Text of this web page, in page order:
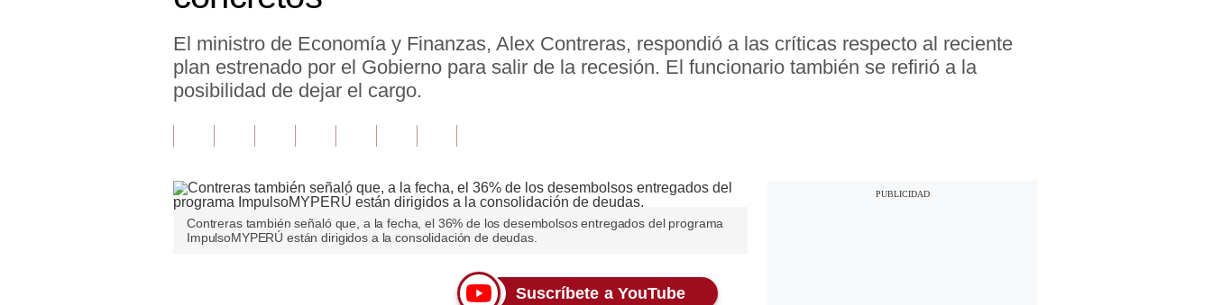
El ministro de Economía y Finanzas, Alex Contreras, respondió a las críticas respecto al reciente
plan estrenado por el Gobierno para salir de la recesión. El funcionario también se refirió a la
posibilidad de dejar el cargo.
Contreras también señaló que, a la fecha, el 36% de los desembolsos entregados del programa
ImpulsoMYPERÚ están dirigidos a la consolidación de deudas.
Suscríbete a YouTube